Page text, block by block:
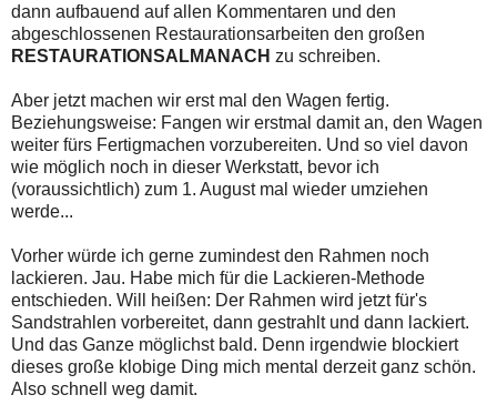
dann aufbauend auf allen Kommentaren und den
abgeschlossenen Restaurationsarbeiten den großen
RESTAURATIONSALMANACH zu schreiben.
Aber jetzt machen wir erst mal den Wagen fertig.
Beziehungsweise: Fangen wir erstmal damit an, den Wagen
weiter fürs Fertigmachen vorzubereiten. Und so viel davon
wie möglich noch in dieser Werkstatt, bevor ich
(voraussichtlich) zum 1. August mal wieder umziehen
werde...
Vorher würde ich gerne zumindest den Rahmen noch
lackieren. Jau. Habe mich für die Lackieren-Methode
entschieden. Will heißen: Der Rahmen wird jetzt für's
Sandstrahlen vorbereitet, dann gestrahlt und dann lackiert.
Und das Ganze möglichst bald. Denn irgendwie blockiert
dieses große klobige Ding mich mental derzeit ganz schön.
Also schnell weg damit.